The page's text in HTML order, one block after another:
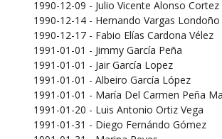
1990-12-09 - Julio Vicente Alonso Cortez
1990-12-14 - Hernando Vargas Londoño
1990-12-17 - Fabio Elías Cardona Vélez
1991-01-01 - Jimmy García Peña
1991-01-01 - Jair García Lopez
1991-01-01 - Albeiro García López
1991-01-01 - María Del Carmen Peña
1991-01-20 - Luis Antonio Ortiz Vega
1991-01-31 - Diego Fernándo Gómez